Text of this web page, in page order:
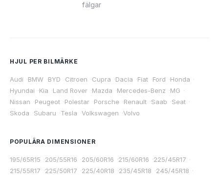
fälgar
HJUL PER BILMÄRKE
Audi ·BMW ·BYD ·Citroen ·Cupra ·Dacia ·Fiat ·Ford ·Honda ·
Hyundai ·Kia ·Land Rover ·Mazda ·Mercedes-Benz ·MG ·
Nissan ·Peugeot ·Polestar ·Porsche ·Renault ·Saab ·Seat ·
Skoda ·Subaru ·Tesla ·Volkswagen ·Volvo
POPULÄRA DIMENSIONER
195/65R15 ·205/55R16 ·205/60R16 ·215/60R16 ·225/45R17 ·
215/55R17 ·225/50R17 ·225/40R18 ·235/45R18 ·245/45R18 ·